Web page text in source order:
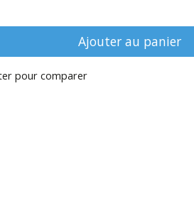
Ajouter au panier
pour comparer